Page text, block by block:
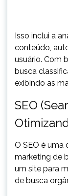
Isso inclui a
conteúdo,
usuário. Com
busca
exibindo as
SEO
O SEO é uma
marketing de
um site para
de busca